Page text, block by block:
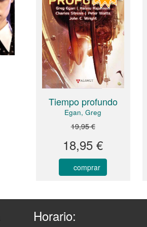
Tiempo profundo
Egan, Greg
19,95 €
18,95 €
comprar
Horario: